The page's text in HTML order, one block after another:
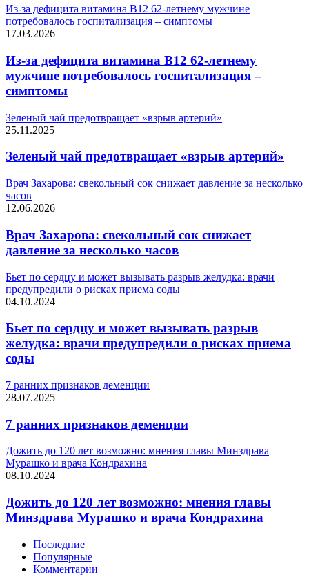
Из-за дефицита витамина B12 62-летнему мужчине
потребовалось госпитализация – симптомы
17.03.2026
Из-за дефицита витамина B12 62-летнему
мужчине потребовалось госпитализация –
симптомы
Зеленый чай предотвращает «взрыв артерий»
25.11.2025
Зеленый чай предотвращает «взрыв артерий»
Врач Захарова: свекольный сок снижает давление за несколько
часов
12.06.2026
Врач Захарова: свекольный сок снижает
давление за несколько часов
Бьет по сердцу и может вызывать разрыв желудка: врачи
предупредили о рисках приема соды
04.10.2024
Бьет по сердцу и может вызывать разрыв
желудка: врачи предупредили о рисках приема
соды
7 ранних признаков деменции
28.07.2025
7 ранних признаков деменции
Дожить до 120 лет возможно: мнения главы Минздрава
Мурашко и врача Кондрахина
08.10.2024
Дожить до 120 лет возможно: мнения главы
Минздрава Мурашко и врача Кондрахина
Последние
Популярные
Комментарии